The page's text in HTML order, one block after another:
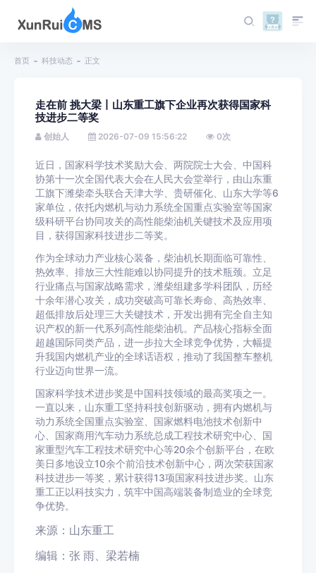
首页 科技动态 正文
走在前 挑大梁丨山东重工旗下企业再次获得国家科
技进步二等奖
创始人 2026-07-09 15:56:22 0次
近日， 国家科学技术奖励大会、两院院士大会、中国科
协第十一次全国代表大会在人民大会堂举行， 由山东重
工旗下潍柴牵头联合天津大学、贵研催化、山东大学等6
家单位，依托内燃机与动力系统全国重点实验室等国家
级科研平台协同攻关的高性能柴油机关键技术及应用项
目，获得国家科技进步二等奖。
作为全球动力产业核心装备，柴油机长期面临可靠性、
热效率、排放三大性能难以协同提升的技术瓶颈。立足
行业痛点与国家战略需求，潍柴组建多学科团队，历经
十余年潜心攻关，成功突破高可靠长寿命、高热效率、
超低排放后处理三大关键技术，开发出拥有完全自主知
识产权的新一代系列高性能柴油机。产品核心指标全面
超越国际同类产品，进一步拉大全球竞争优势，大幅提
升我国内燃机产业的全球话语权，推动了我国整车整机
行业迈向世界一流。
国家科学技术进步奖是中国科技领域的最高奖项之一。
一直以来，山东重工坚持科技创新驱动，拥有内燃机与
动力系统全国重点实验室、国家燃料电池技术创新中
心、国家商用汽车动力系统总成工程技术研究中心、国
家重型汽车工程技术研究中心等20余个创新平台，在欧
美日多地设立10余个前沿技术创新中心，两次荣获国家
科技进步一等奖，累计获得13项国家科技进步奖。山东
重工正以科技实力，筑牢中国高端装备制造业的全球竞
争优势。
来源： 山东重工
编辑：张 雨、 梁若楠